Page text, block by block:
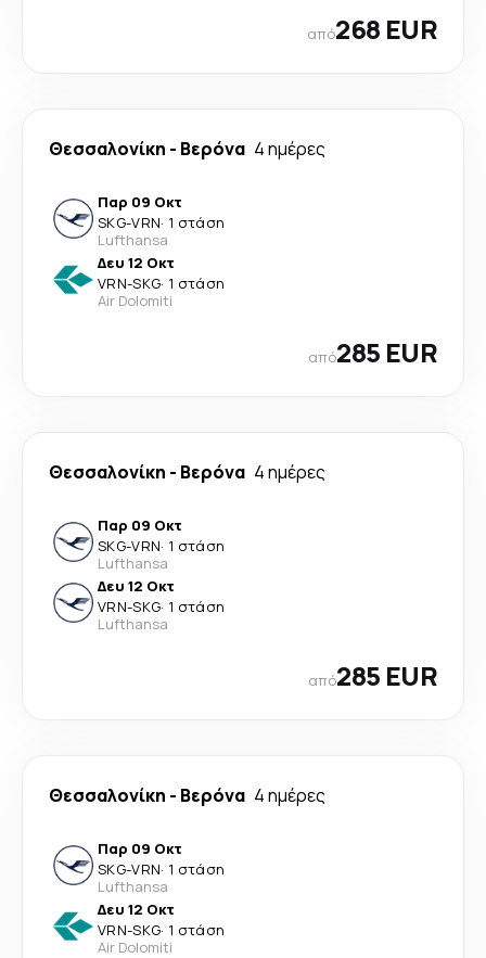
από268 EUR
Θεσσαλονίκη - Βερόνα 4 ημέρες
Παρ 09 Οκτ
SKG-VRN· 1 στάση
Lufthansa
Δευ 12 Οκτ
VRN-SKG· 1 στάση
Air Dolomiti
από285 EUR
Θεσσαλονίκη - Βερόνα 4 ημέρες
Παρ 09 Οκτ
SKG-VRN· 1 στάση
Lufthansa
Δευ 12 Οκτ
VRN-SKG· 1 στάση
Lufthansa
από285 EUR
Θεσσαλονίκη - Βερόνα 4 ημέρες
Παρ 09 Οκτ
SKG-VRN· 1 στάση
Lufthansa
Δευ 12 Οκτ
VRN-SKG· 1 στάση
Air Dolomiti